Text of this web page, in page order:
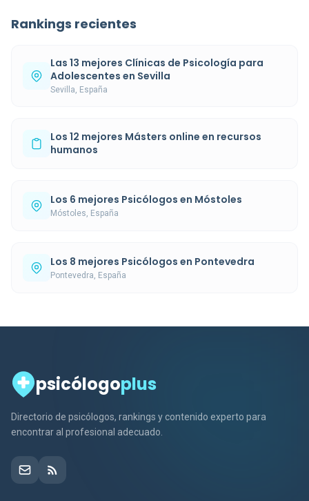
Rankings recientes
Las 13 mejores Clínicas de Psicología para
Adolescentes en Sevilla
Sevilla, España
Los 12 mejores Másters online en recursos
humanos
Los 6 mejores Psicólogos en Móstoles
Móstoles, España
Los 8 mejores Psicólogos en Pontevedra
Pontevedra, España
psicólogoplus
Directorio de psicólogos, rankings y contenido experto para
encontrar al profesional adecuado.